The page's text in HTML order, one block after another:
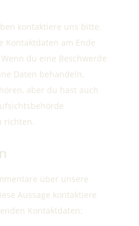
kontaktiere uns bitte.
Kontaktdaten am Ende
du eine Beschwerde
Daten behandeln,
aber du hast auch
richten.
über unsere
Aussage kontaktiere
Kontaktdaten: